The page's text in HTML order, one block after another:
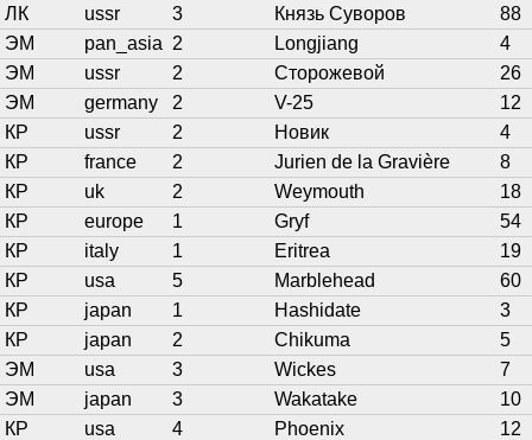
ЛК
ussr 3 Князь Суворов
88
ЭМ
pan_asia 2 Longjiang
4
ЭМ
ussr 2 Сторожевой
26
ЭМ
germany 2 V-25
12
КР
ussr 2 Новик
4
КР
france 2 Jurien de la Gravière
8
КР
uk 2 Weymouth
18
КР
europe 1 Gryf
54
КР
italy 1 Eritrea
19
КР
usa 5 Marblehead
60
КР
japan 1 Hashidate
3
КР
japan 2 Chikuma
5
ЭМ
usa 3 Wickes
7
ЭМ
japan 3 Wakatake
10
КР
usa 4 Phoenix
12